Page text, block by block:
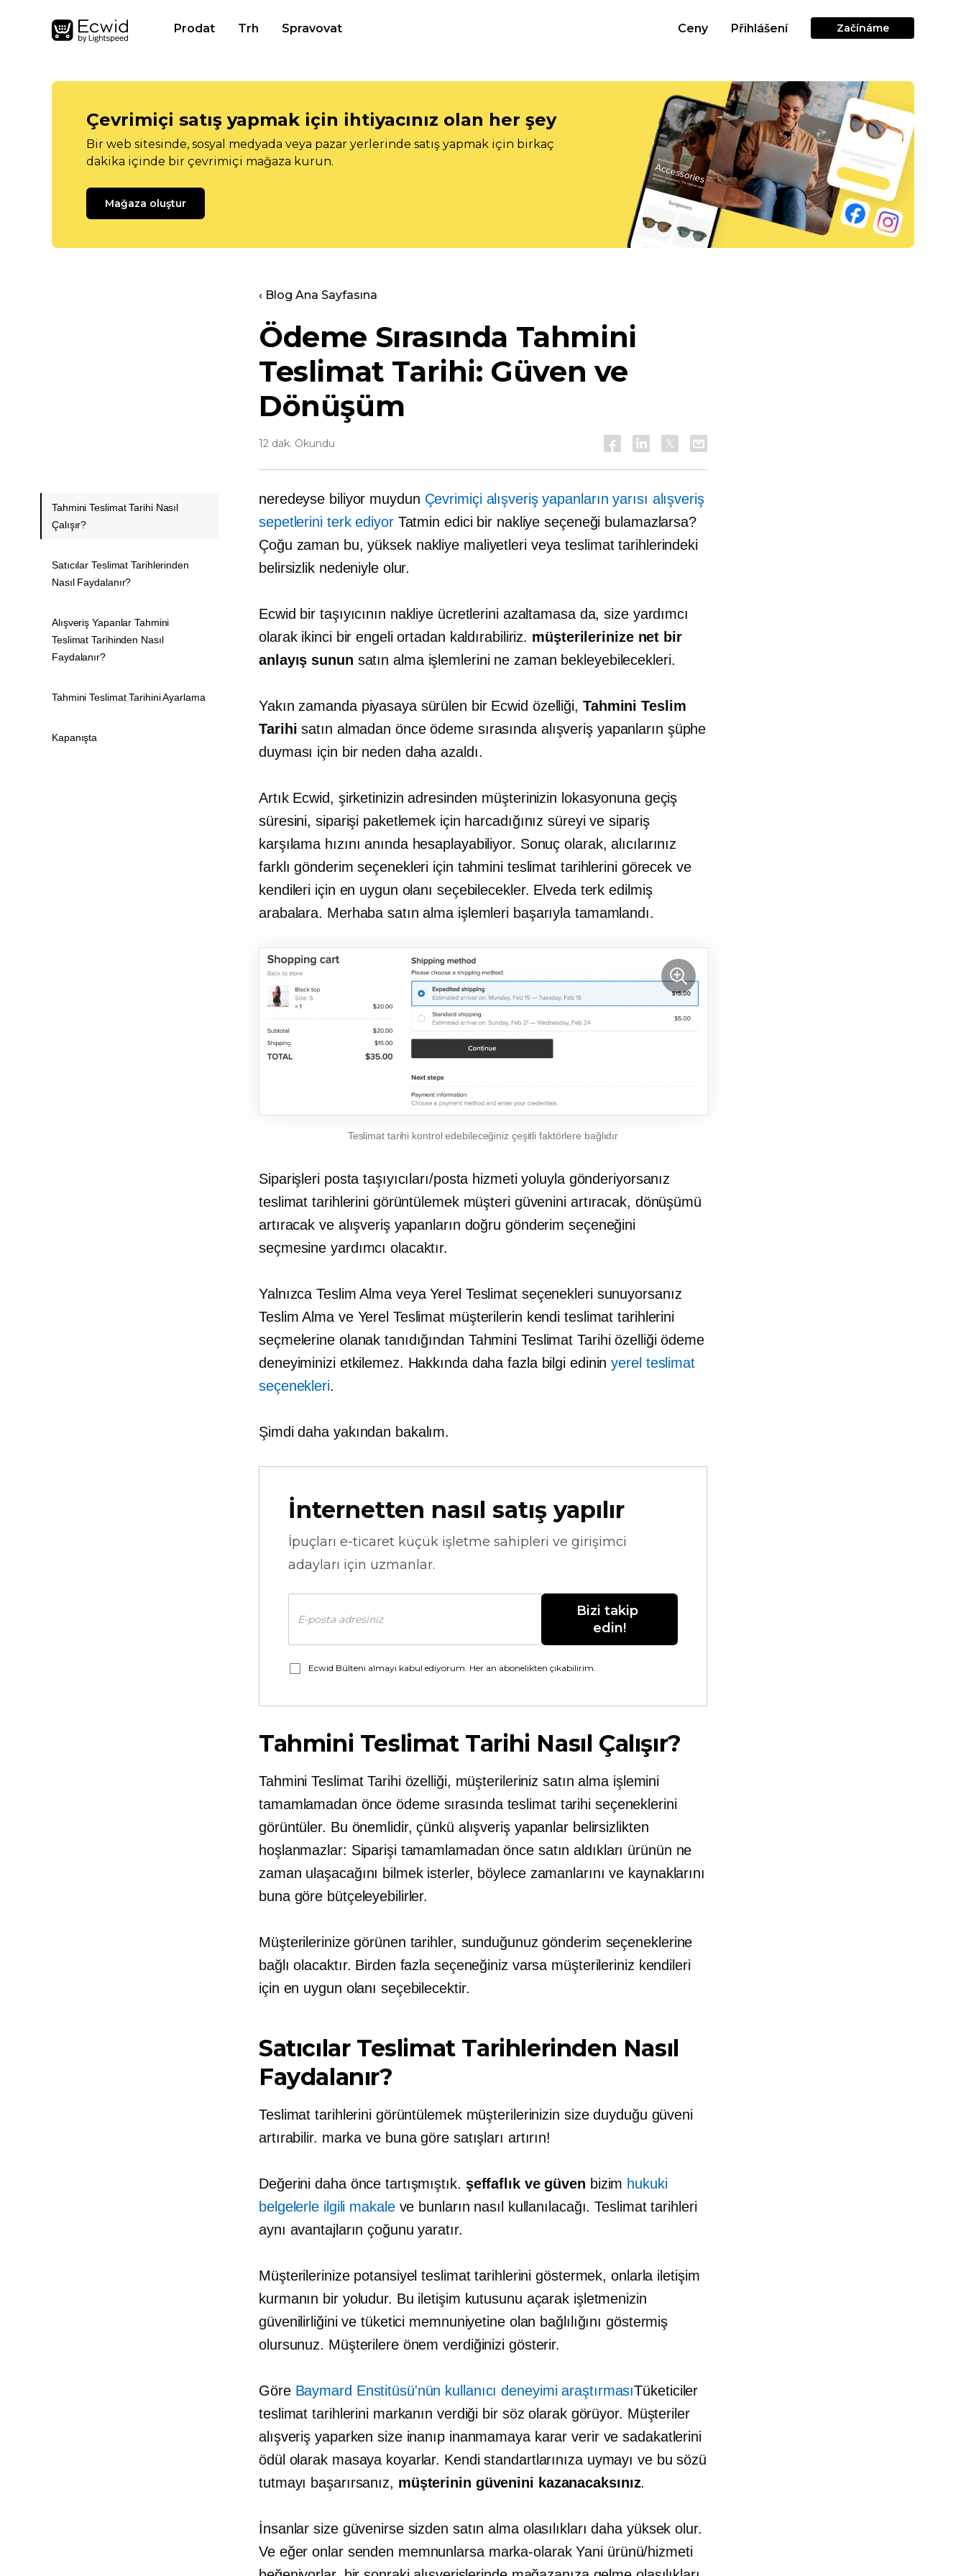
Prodat Trh Spravovat Ceny Přihlášení Začínáme
Çevrimiçi satış yapmak için ihtiyacınız olan her şey
Bir web sitesinde, sosyal medyada veya pazar yerlerinde satış yapmak için birkaç
dakika içinde bir çevrimiçi mağaza kurun.
Mağaza oluştur
‹ Blog Ana Sayfasına
Ödeme Sırasında Tahmini
Teslimat Tarihi: Güven ve
Dönüşüm
12 dak. Okundu
neredeyse biliyor muydun Çevrimiçi alışveriş yapanların yarısı alışveriş
sepetlerini terk ediyorTatmin edici bir nakliye seçeneği bulamazlarsa?
Çoğu zaman bu, yüksek nakliye maliyetleri veya teslimat tarihlerindeki
belirsizlik nedeniyle olur.
Ecwid bir taşıyıcının nakliye ücretlerini azaltamasa da, size yardımcı
olarak ikinci bir engeli ortadan kaldırabiliriz. müşterilerinize net bir
anlayış sunun satın alma işlemlerini ne zaman bekleyebilecekleri.
Yakın zamanda piyasaya sürülen bir Ecwid özelliği, Tahmini Teslim
Tarihi satın almadan önce ödeme sırasında alışveriş yapanların şüphe
duyması için bir neden daha azaldı.
Artık Ecwid, şirketinizin adresinden müşterinizin lokasyonuna geçiş
süresini, siparişi paketlemek için harcadığınız süreyi ve sipariş
karşılama hızını anında hesaplayabiliyor. Sonuç olarak, alıcılarınız
farklı gönderim seçenekleri için tahmini teslimat tarihlerini görecek ve
kendileri için en uygun olanı seçebilecekler. Elveda terk edilmiş
arabalara. Merhaba satın alma işlemleri başarıyla tamamlandı.
Teslimat tarihi kontrol edebileceğiniz çeşitli faktörlere bağlıdır
Siparişleri posta taşıyıcıları/posta hizmeti yoluyla gönderiyorsanız
teslimat tarihlerini görüntülemek müşteri güvenini artıracak, dönüşümü
artıracak ve alışveriş yapanların doğru gönderim seçeneğini
seçmesine yardımcı olacaktır.
Yalnızca Teslim Alma veya Yerel Teslimat seçenekleri sunuyorsanız
Teslim Alma ve Yerel Teslimat müşterilerin kendi teslimat tarihlerini
seçmelerine olanak tanıdığından Tahmini Teslimat Tarihi özelliği ödeme
deneyiminizi etkilemez. Hakkında daha fazla bilgi edininyerel teslimat
seçenekleri.
Şimdi daha yakından bakalım.
İnternetten nasıl satış yapılır
İpuçları e-ticaret küçük işletme sahipleri ve girişimci
adayları için uzmanlar.
Bizi takip
edin!
Ecwid Bülteni almayı kabul ediyorum. Her an abonelikten çıkabilirim.
Tahmini Teslimat Tarihi Nasıl Çalışır?
Tahmini Teslimat Tarihi özelliği, müşterileriniz satın alma işlemini
tamamlamadan önce ödeme sırasında teslimat tarihi seçeneklerini
görüntüler. Bu önemlidir, çünkü alışveriş yapanlar belirsizlikten
hoşlanmazlar: Siparişi tamamlamadan önce satın aldıkları ürünün ne
zaman ulaşacağını bilmek isterler, böylece zamanlarını ve kaynaklarını
buna göre bütçeleyebilirler.
Müşterilerinize görünen tarihler, sunduğunuz gönderim seçeneklerine
bağlı olacaktır. Birden fazla seçeneğiniz varsa müşterileriniz kendileri
için en uygun olanı seçebilecektir.
Satıcılar Teslimat Tarihlerinden Nasıl
Faydalanır?
Teslimat tarihlerini görüntülemek müşterilerinizin size duyduğu güveni
artırabilir. marka vebuna göre satışları artırın!
Değerini daha önce tartışmıştık. şeffaflık ve güven bizim hukuki
belgelerle ilgili makaleve bunların nasıl kullanılacağı. Teslimat tarihleri ​​
aynı avantajların çoğunu yaratır.
Müşterilerinize potansiyel teslimat tarihlerini göstermek, onlarla iletişim
kurmanın bir yoludur. Bu iletişim kutusunu açarak işletmenizin
güvenilirliğini ve tüketici memnuniyetine olan bağlılığını göstermiş
olursunuz. Müşterilere önem verdiğinizi gösterir.
Göre Baymard Enstitüsü'nün kullanıcı deneyimi araştırmasıTüketiciler
teslimat tarihlerini markanın verdiği bir söz olarak görüyor. Müşteriler
alışveriş yaparken size inanıp inanmamaya karar verir ve sadakatlerini
ödül olarak masaya koyarlar. Kendi standartlarınıza uymayı ve bu sözü
tutmayı başarırsanız, müşterinin güvenini kazanacaksınız.
İnsanlar size güvenirse sizden satın alma olasılıkları daha yüksek olur.
Ve eğer onlar senden memnunlarsa marka-olarakYani ürünü/hizmeti
Tahmini Teslimat Tarihi Nasıl
Çalışır?
Satıcılar Teslimat Tarihlerinden
Nasıl Faydalanır?
Alışveriş Yapanlar Tahmini
Teslimat Tarihinden Nasıl
Faydalanır?
Tahmini Teslimat Tarihini Ayarlama
Kapanışta